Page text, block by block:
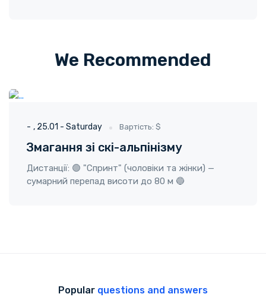
We Recommended
- 25.01 - Saturday Вартість: $
Змагання зі скі-альпінізму
Дистанції: 🟢 "Спринт" (чоловіки та жінки) —
сумарний перепад висоти до 80 м 🔵
Popular questions and answers